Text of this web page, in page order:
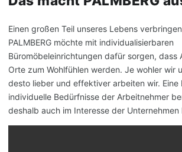
Einen großen Teil unseres Lebens
PALMBERG möchte mit individualisierbaren
Büromöbeleinrichtungen dafür sorgen, dass
Orte zum Wohlfühlen werden. Je wohler wir
desto lieber und effektiver arbeiten wir. Eine
individuelle Bedürfnisse der Arbeitnehmer
deshalb auch im Interesse der Unternehmen